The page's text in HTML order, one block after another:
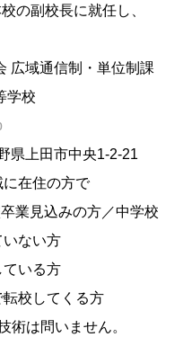
の副校長に就任し、
域通信制・単位制課
学校
上田市中央1-2-21
在住の方で
業見込みの方／中学校
いない方
ている方
転校してくる方
術は問いません。